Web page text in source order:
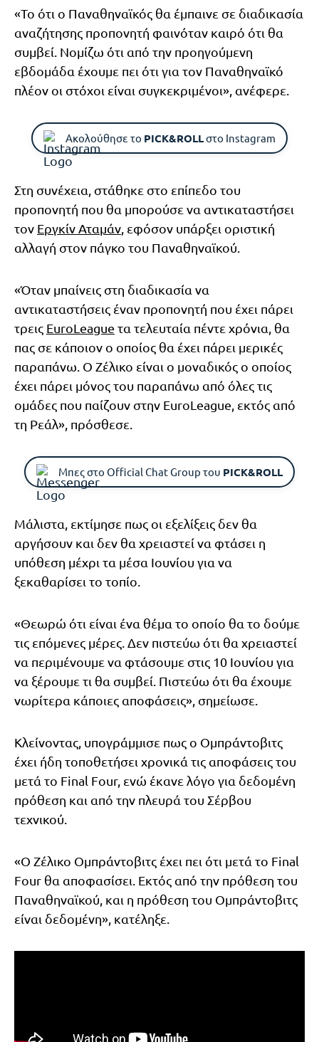
«Το ότι ο Παναθηναϊκός θα έμπαινε σε διαδικασία
αναζήτησης προπονητή φαινόταν καιρό ότι θα
συμβεί. Νομίζω ότι από την προηγούμενη
εβδομάδα έχουμε πει ότι για τον Παναθηναϊκό
πλέον οι στόχοι είναι συγκεκριμένοι», ανέφερε.
Ακολούθησε το PICK&ROLLστο Instagram
Στη συνέχεια, στάθηκε στο επίπεδο του
προπονητή που θα μπορούσε να αντικαταστήσει
τον Εργκίν Αταμάν , εφόσον υπάρξει οριστική
αλλαγή στον πάγκο του Παναθηναϊκού.
«Όταν μπαίνεις στη διαδικασία να
αντικαταστήσεις έναν προπονητή που έχει πάρει
τρεις EuroLeague τα τελευταία πέντε χρόνια, θα
πας σε κάποιον ο οποίος θα έχει πάρει μερικές
παραπάνω. Ο Ζέλικο είναι ο μοναδικός ο οποίος
έχει πάρει μόνος του παραπάνω από όλες τις
ομάδες που παίζουν στην EuroLeague, εκτός από
τη Ρεάλ», πρόσθεσε.
Μπες στο Official Chat Group του PICK&ROLL
Μάλιστα, εκτίμησε πως οι εξελίξεις δεν θα
αργήσουν και δεν θα χρειαστεί να φτάσει η
υπόθεση μέχρι τα μέσα Ιουνίου για να
ξεκαθαρίσει το τοπίο.
«Θεωρώ ότι είναι ένα θέμα το οποίο θα το δούμε
τις επόμενες μέρες. Δεν πιστεύω ότι θα χρειαστεί
να περιμένουμε να φτάσουμε στις 10 Ιουνίου για
να ξέρουμε τι θα συμβεί. Πιστεύω ότι θα έχουμε
νωρίτερα κάποιες αποφάσεις», σημείωσε.
Κλείνοντας, υπογράμμισε πως ο Ομπράντοβιτς
έχει ήδη τοποθετήσει χρονικά τις αποφάσεις του
μετά το Final Four, ενώ έκανε λόγο για δεδομένη
πρόθεση και από την πλευρά του Σέρβου
τεχνικού.
«Ο Ζέλικο Ομπράντοβιτς έχει πει ότι μετά το Final
Four θα αποφασίσει. Εκτός από την πρόθεση του
Παναθηναϊκού, και η πρόθεση του Ομπράντοβιτς
είναι δεδομένη», κατέληξε.